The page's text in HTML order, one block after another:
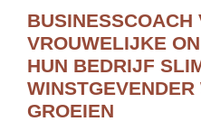
BUSINESSCOACH
VROUWELIJKE
HUN BEDRIJF
GROEIEN